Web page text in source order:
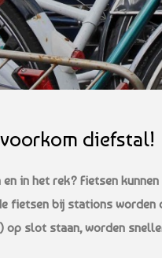
diefstal!
in het rek? Fietsen
fietsen bij stations worden
op slot staan, worden